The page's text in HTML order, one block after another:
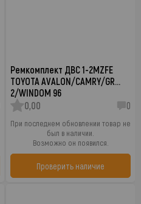
Ремкомплект ДВС 1-2MZFE
TOYOTA AVALON/CAMRY/GR…
2/WINDOM 96
0,00
0
При последнем обновлении товар не
был в наличии.
Возможно он появился.
Проверить наличие